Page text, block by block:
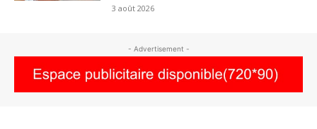
3 août 2026
- Advertisement -